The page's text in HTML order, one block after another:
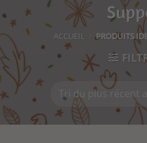
ACCUEIL PRODUITS